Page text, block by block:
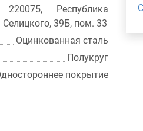
Республика
39Б, пом. 33
Оцинкованная сталь
Полукруг
покрытие